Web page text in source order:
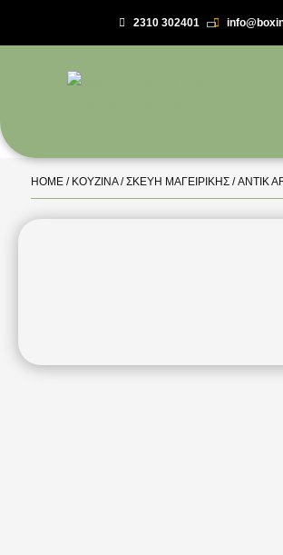
2310 302401 
HOME/ ΚΟΥΖΊΝΑ/ΣΚΕΎΗ ΜΑΓΕΙΡΙΚΉΣ/ ANTIK